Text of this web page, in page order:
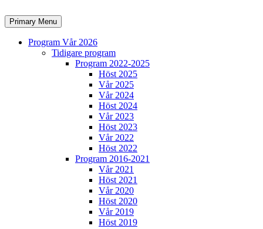
to
content
Search
Primary Menu
Program Vår 2026
Tidigare program
Program 2022-2025
Höst 2025
Vår 2025
Vår 2024
Höst 2024
Vår 2023
Höst 2023
Vår 2022
Höst 2022
Program 2016-2021
Vår 2021
Höst 2021
Vår 2020
Höst 2020
Vår 2019
Höst 2019